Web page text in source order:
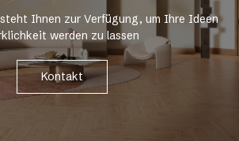
Ihnen zur Verfügung, um Ihre Ideen
werden zu lassen
Kontakt